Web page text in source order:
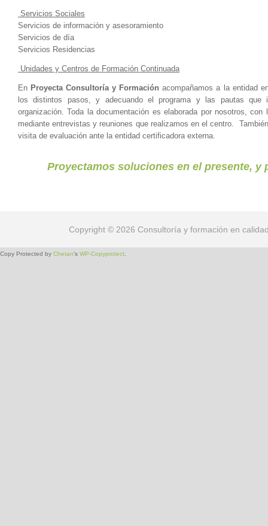
Servicios Sociales
Servicios de información y asesoramiento
Servicios de día
Servicios Residencias
Unidades y Centros de Formación Continuada
En Proyecta Consultoría y Formación acompañamos a la entidad
los distintos pasos, y adecuando el programa y las pautas que
organización.Toda la documentación es elaborada por nosotros, con
mediante entrevistas y reuniones que realizamos en el centro.
visita de evaluación ante la entidad certificadora externa.
Proyectamos soluciones en el presente, y
Copyright © 2026 Consultoría y formación en
Copy Protected by Chetan's WP-Copyprotect